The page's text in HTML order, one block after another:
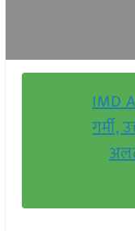
IMD
गर्मी,